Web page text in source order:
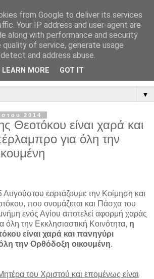
τῶ Κυρίῳ
τόν αἰῶνα τό ἔλεος αὐτοῦ. Αλληλούϊα.
▼
2014
Θεοτόκου είναι χαρά και
για όλη την
Αυγούστου εορτάζουμε την Κοίμηση και
που ονομάζεται και Πάσχα του
ενός Αγίου αποτελεί αφορμή χαράς
όλη την Εκκλησιαστική Κοινότητα, η
είναι χαρά και πανηγύρι
την Ορθόδοξη οικουμένη.
του Χριστού και επομένως είναι
from Google to deliver its services
Your IP address and user-agent are
along with performance and security
of service, generate usage
and address abuse.
LEARN MORE GOT IT